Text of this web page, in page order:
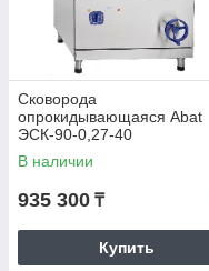
Сковорода
опрокидывающаяся Abat
ЭСК-90-0,27-40
(21000001586)
В наличии
935 300 ₸
Купить